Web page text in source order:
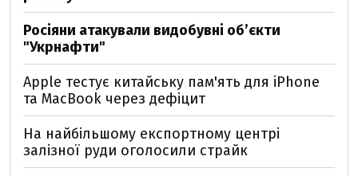
Росіяни атакували видобувні обʼєкти
"Укрнафти"
Apple тестує китайську пам'ять для iPhone
та MacBook через дефіцит
На найбільшому експортному центрі
залізної руди оголосили страйк